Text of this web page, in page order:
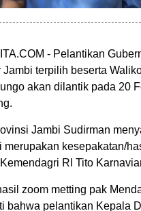
- Pelantikan
Jambi terpilih beserta
akan dilantik pada 20
Jambi Sudirman
merupakan kesepakatan/
RI Tito
zoom metting pak
bahwa pelantikan Kepala